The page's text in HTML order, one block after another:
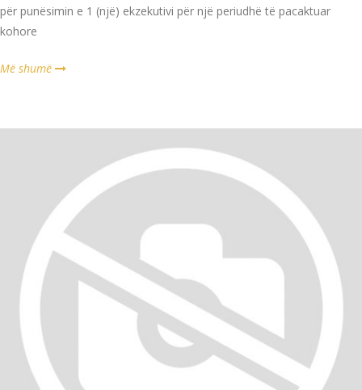
për punësimin e 1 (një) ekzekutivi për një periudhë të pacaktuar
kohore
Më shumë